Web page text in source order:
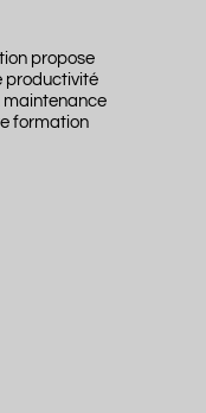
propose
productivité
maintenance
formation